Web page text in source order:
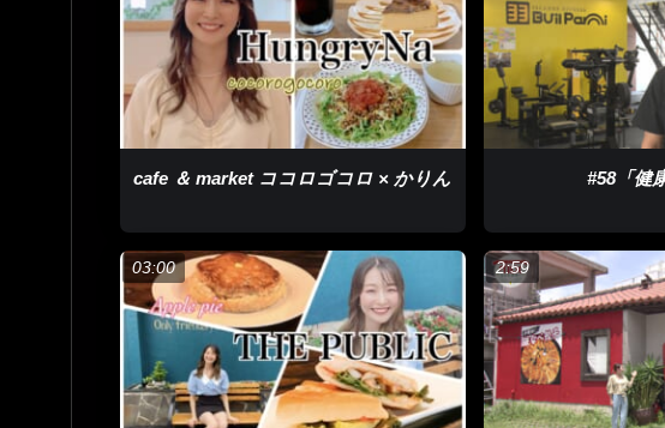
cafe ＆ market ココロゴコロ × かりん #58「健
03:00 2:59